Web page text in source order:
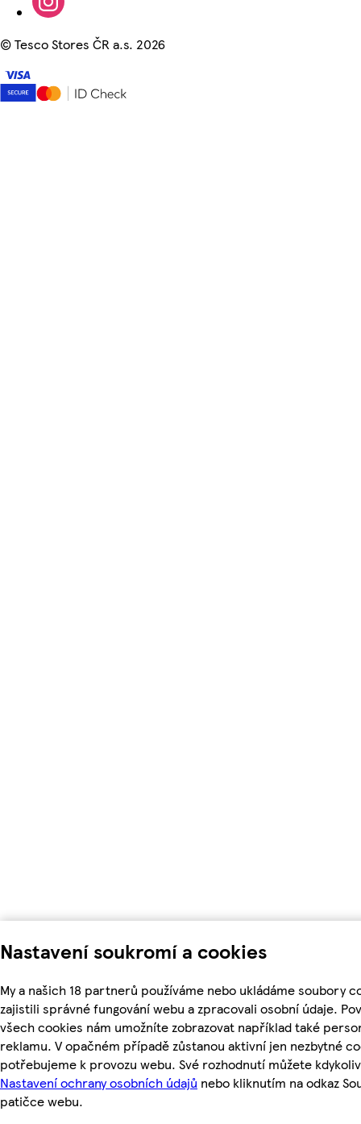
Nastavení soukromí a cookies
My a našich 18 partnerů používáme nebo ukládáme soubory
zajistili správné fungování webu a zpracovali osobní údaje.
všech cookies nám umožníte zobrazovat například také
reklamu. V opačném případě zůstanou aktivní jen nezbytné
potřebujeme k provozu webu. Své rozhodnutí můžete
Nastavení ochrany osobních údajů nebo kliknutím na odkaz
patičce webu.
©Tesco Stores ČR a.s. 2026